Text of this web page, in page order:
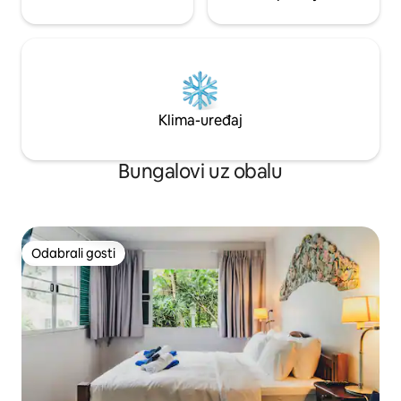
Klima-uređaj
Bungalovi uz obalu
Odabrali gosti
Odabrali gosti